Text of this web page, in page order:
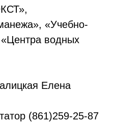
«Учебно-
«Центра водных
Елена
(861)259-25-87